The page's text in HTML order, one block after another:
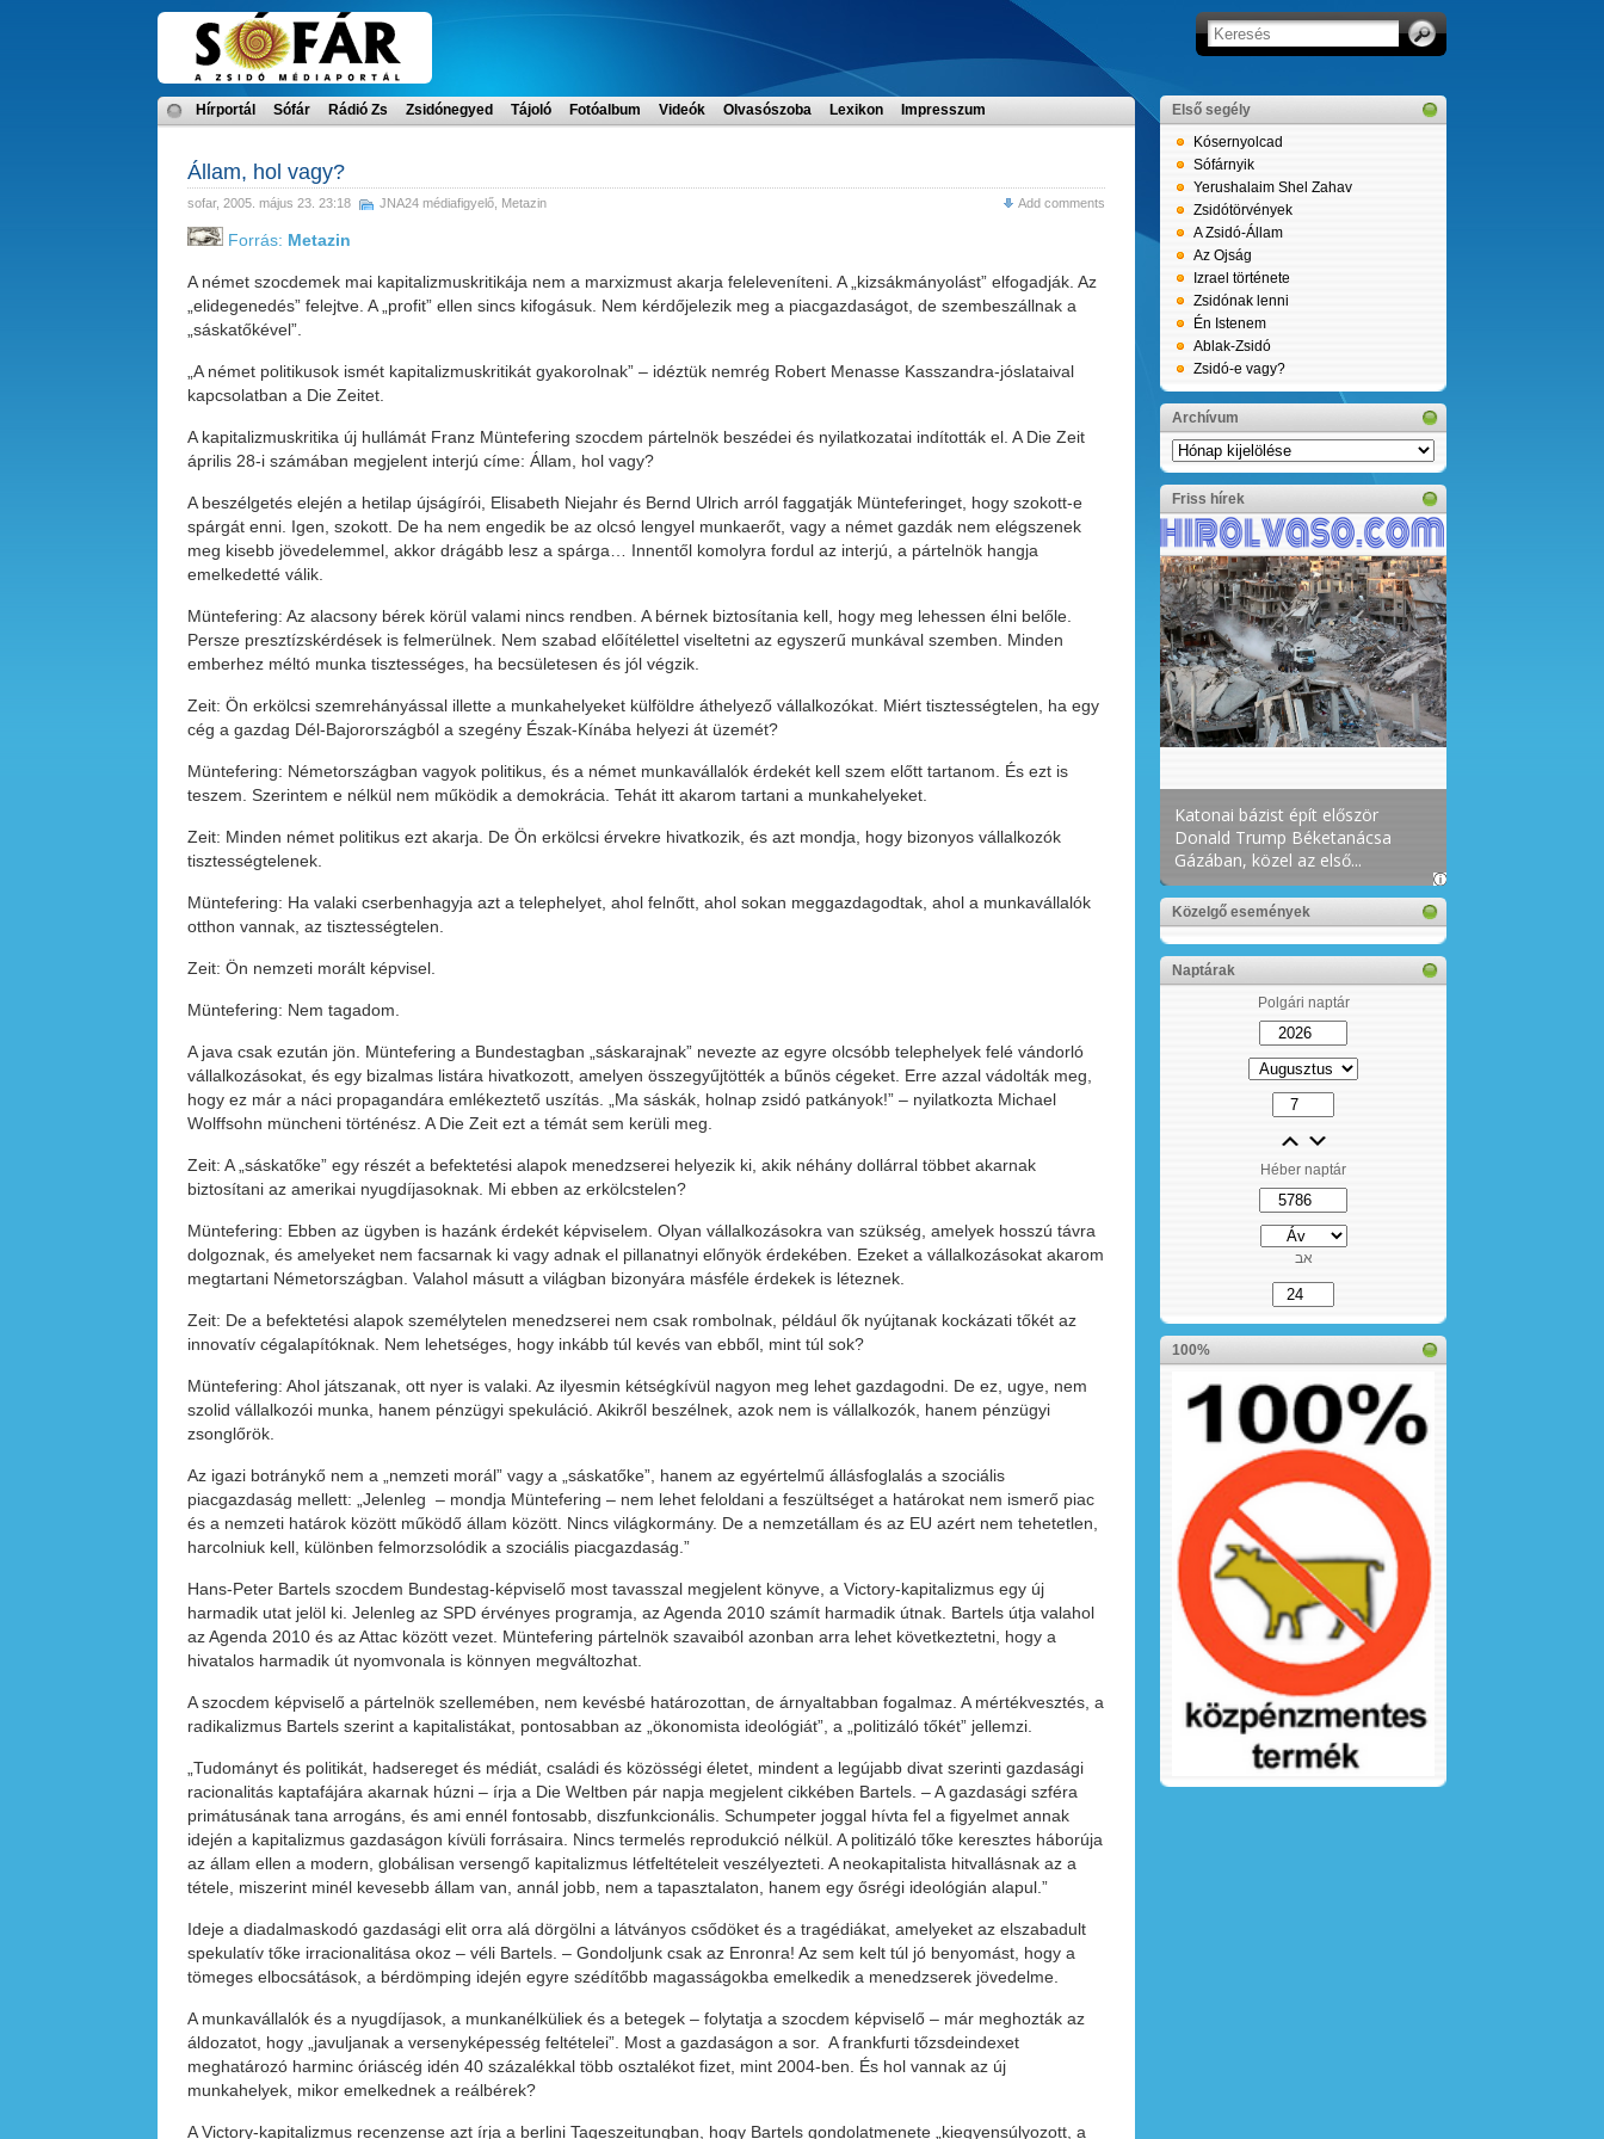
Hírportál Sófár Rádió Zs Zsidónegyed Tájoló Fotóalbum Videók Olvasószoba Lexikon Impresszum
Állam, hol vagy?
sofar, 2005. május 23. 23:18 JNA24 médiafigyelő Metazin Add comments
Forrás: Metazin
A német szocdemek mai kapitalizmuskritikája nem a marxizmust akarja feleleveníteni. A „kizsákmányolást” elfogadják. Az
„elidegenedés” felejtve. A „profit” ellen sincs kifogásuk. Nem kérdőjelezik meg a piacgazdaságot, de szembeszállnak a
„sáskatőkével”.
„A német politikusok ismét kapitalizmuskritikát gyakorolnak” – idéztük nemrég Robert Menasse Kasszandra-jóslataival
kapcsolatban a Die Zeitet.
A kapitalizmuskritika új hullámát Franz Müntefering szocdem pártelnök beszédei és nyilatkozatai indították el. A Die Zeit
április 28-i számában megjelent interjú címe: Állam, hol vagy?
A beszélgetés elején a hetilap újságírói, Elisabeth Niejahr és Bernd Ulrich arról faggatják Münteferinget, hogy szokott-e
spárgát enni. Igen, szokott. De ha nem engedik be az olcsó lengyel munkaerőt, vagy a német gazdák nem elégszenek
meg kisebb jövedelemmel, akkor drágább lesz a spárga… Innentől komolyra fordul az interjú, a pártelnök hangja
emelkedetté válik.
Müntefering: Az alacsony bérek körül valami nincs rendben. A bérnek biztosítania kell, hogy meg lehessen élni belőle.
Persze presztízskérdések is felmerülnek. Nem szabad előítélettel viseltetni az egyszerű munkával szemben. Minden
emberhez méltó munka tisztességes, ha becsületesen és jól végzik.
Zeit: Ön erkölcsi szemrehányással illette a munkahelyeket külföldre áthelyező vállalkozókat. Miért tisztességtelen, ha egy
cég a gazdag Dél-Bajorországból a szegény Észak-Kínába helyezi át üzemét?
Müntefering: Németországban vagyok politikus, és a német munkavállalók érdekét kell szem előtt tartanom. És ezt is
teszem. Szerintem e nélkül nem működik a demokrácia. Tehát itt akarom tartani a munkahelyeket.
Zeit: Minden német politikus ezt akarja. De Ön erkölcsi érvekre hivatkozik, és azt mondja, hogy bizonyos vállalkozók
tisztességtelenek.
Müntefering: Ha valaki cserbenhagyja azt a telephelyet, ahol felnőtt, ahol sokan meggazdagodtak, ahol a munkavállalók
otthon vannak, az tisztességtelen.
Zeit: Ön nemzeti morált képvisel.
Müntefering: Nem tagadom.
A java csak ezután jön. Müntefering a Bundestagban „sáskarajnak” nevezte az egyre olcsóbb telephelyek felé vándorló
vállalkozásokat, és egy bizalmas listára hivatkozott, amelyen összegyűjtötték a bűnös cégeket. Erre azzal vádolták meg,
hogy ez már a náci propagandára emlékeztető uszítás. „Ma sáskák, holnap zsidó patkányok!” – nyilatkozta Michael
Wolffsohn müncheni történész. A Die Zeit ezt a témát sem kerüli meg.
Zeit: A „sáskatőke” egy részét a befektetési alapok menedzserei helyezik ki, akik néhány dollárral többet akarnak
biztosítani az amerikai nyugdíjasoknak. Mi ebben az erkölcstelen?
Müntefering: Ebben az ügyben is hazánk érdekét képviselem. Olyan vállalkozásokra van szükség, amelyek hosszú távra
dolgoznak, és amelyeket nem facsarnak ki vagy adnak el pillanatnyi előnyök érdekében. Ezeket a vállalkozásokat akarom
megtartani Németországban. Valahol másutt a világban bizonyára másféle érdekek is léteznek.
Zeit: De a befektetési alapok személytelen menedzserei nem csak rombolnak, például ők nyújtanak kockázati tőkét az
innovatív cégalapítóknak. Nem lehetséges, hogy inkább túl kevés van ebből, mint túl sok?
Müntefering: Ahol játszanak, ott nyer is valaki. Az ilyesmin kétségkívül nagyon meg lehet gazdagodni. De ez, ugye, nem
szolid vállalkozói munka, hanem pénzügyi spekuláció. Akikről beszélnek, azok nem is vállalkozók, hanem pénzügyi
zsonglőrök.
Az igazi botránykő nem a „nemzeti morál” vagy a „sáskatőke”, hanem az egyértelmű állásfoglalás a szociális
piacgazdaság mellett: „Jelenleg – mondja Müntefering – nem lehet feloldani a feszültséget a határokat nem ismerő piac
és a nemzeti határok között működő állam között. Nincs világkormány. De a nemzetállam és az EU azért nem tehetetlen,
harcolniuk kell, különben felmorzsolódik a szociális piacgazdaság.”
Hans-Peter Bartels szocdem Bundestag-képviselő most tavasszal megjelent könyve, a Victory-kapitalizmus egy új
harmadik utat jelöl ki. Jelenleg az SPD érvényes programja, az Agenda 2010 számít harmadik útnak. Bartels útja valahol
az Agenda 2010 és az Attac között vezet. Müntefering pártelnök szavaiból azonban arra lehet következtetni, hogy a
hivatalos harmadik út nyomvonala is könnyen megváltozhat.
A szocdem képviselő a pártelnök szellemében, nem kevésbé határozottan, de árnyaltabban fogalmaz. A mértékvesztés, a
radikalizmus Bartels szerint a kapitalistákat, pontosabban az „ökonomista ideológiát”, a „politizáló tőkét” jellemzi.
„Tudományt és politikát, hadsereget és médiát, családi és közösségi életet, mindent a legújabb divat szerinti gazdasági
racionalitás kaptafájára akarnak húzni – írja a Die Weltben pár napja megjelent cikkében Bartels. – A gazdasági szféra
primátusának tana arrogáns, és ami ennél fontosabb, diszfunkcionális. Schumpeter joggal hívta fel a figyelmet annak
idején a kapitalizmus gazdaságon kívüli forrásaira. Nincs termelés reprodukció nélkül. A politizáló tőke keresztes háborúja
az állam ellen a modern, globálisan versengő kapitalizmus létfeltételeit veszélyezteti. A neokapitalista hitvallásnak az a
tétele, miszerint minél kevesebb állam van, annál jobb, nem a tapasztalaton, hanem egy ősrégi ideológián alapul.”
Ideje a diadalmaskodó gazdasági elit orra alá dörgölni a látványos csődöket és a tragédiákat, amelyeket az elszabadult
spekulatív tőke irracionalitása okoz – véli Bartels. – Gondoljunk csak az Enronra! Az sem kelt túl jó benyomást, hogy a
tömeges elbocsátások, a bérdömping idején egyre szédítőbb magasságokba emelkedik a menedzserek jövedelme.
A munkavállalók és a nyugdíjasok, a munkanélküliek és a betegek – folytatja a szocdem képviselő – már meghozták az
áldozatot, hogy „javuljanak a versenyképesség feltételei”. Most a gazdaságon a sor. A frankfurti tőzsdeindexet
meghatározó harminc óriáscég idén 40 százalékkal több osztalékot fizet, mint 2004-ben. És hol vannak az új
munkahelyek, mikor emelkednek a reálbérek?
A Victory-kapitalizmus recenzense azt írja a berlini Tageszeitungban, hogy Bartels gondolatmenete „kiegyensúlyozott, a
Első segély
Kósernyolcad
Sófárnyik
Yerushalaim Shel Zahav
Zsidótörvények
A Zsidó-Állam
Az Ojság
Izrael története
Zsidónak lenni
Én Istenem
Ablak-Zsidó
Zsidó-e vagy?
Archívum
Archívum
Friss hírek
Közelgő események
Naptárak
Polgári naptár
Héber naptár
אב
100%